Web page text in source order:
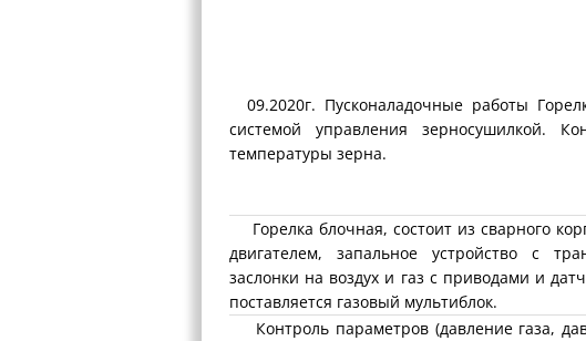
09.2020г. Пусконаладочные работы
системой управления зерносушилкой.
температуры зерна.
Горелка блочная, состоит из сварного
двигателем, запальное устройство с
заслонки на воздух и газ с приводами и
поставляется газовый мультиблок.
Контроль параметров (давление газа,